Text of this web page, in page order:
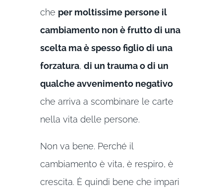
che per moltissime persone il
cambiamento non è frutto di una
scelta ma è spesso figlio di una
forzatura, di un trauma o di un
qualche avvenimento negativo
che arriva a scombinare le carte
nella vita delle persone.
Non va bene. Perché il
cambiamento è vita, è respiro, è
crescita. È quindi bene che impari